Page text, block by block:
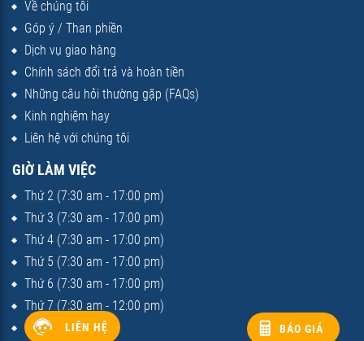
Về chúng tôi
Góp ý / Than phiền
Dịch vụ giao hàng
Chính sách đổi trả và hoàn tiền
Những câu hỏi thường gặp (FAQs)
Kinh nghiệm hay
Liên hệ với chúng tôi
GIỜ LÀM VIỆC
Thứ 2 (7:30 am - 17:00 pm)
Thứ 3 (7:30 am - 17:00 pm)
Thứ 4 (7:30 am - 17:00 pm)
Thứ 5 (7:30 am - 17:00 pm)
Thứ 6 (7:30 am - 17:00 pm)
Thứ 7 (7:30 am - 12:00 pm)
Chủ nhật (nghỉ)
LIÊN HỆ BÁO GIÁ